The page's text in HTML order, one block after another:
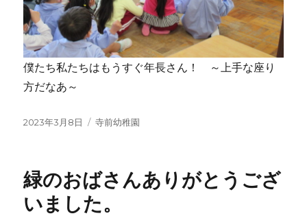
僕たち私たちはもうすぐ年長さん！ ～上手な座り
方だなあ～
投
2023年3月8日
カ
ー
寺前幼稚園
緑のおばさんありがとうござ
いました。